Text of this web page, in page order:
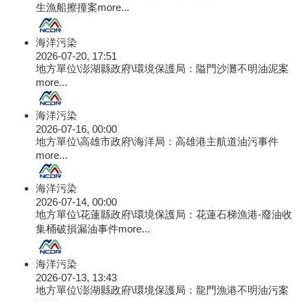
生漁船擦撞案more...
海洋污染
2026-07-20, 17:51
地方單位\澎湖縣政府\環境保護局：隘門沙灘不明油泥案
more...
海洋污染
2026-07-16, 00:00
地方單位\高雄市政府\海洋局：高雄港主航道油污事件
more...
海洋污染
2026-07-14, 00:00
地方單位\花蓮縣政府\環境保護局：花蓮石梯漁港-廢油收
集桶破損漏油事件more...
海洋污染
2026-07-13, 13:43
地方單位\澎湖縣政府\環境保護局：龍門漁港不明油污案